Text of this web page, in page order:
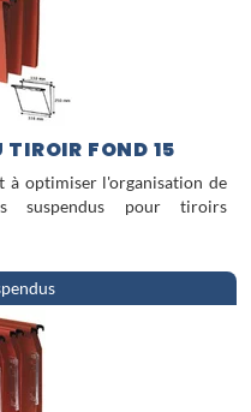
TIROIR FOND 15
à optimiser l'organisation de
suspendus pour tiroirs